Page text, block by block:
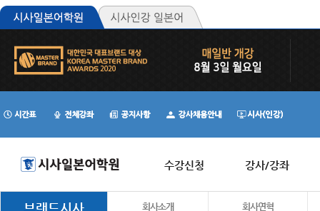
수강신청 강사/강좌
브랜드시사 회사소개 회사연혁